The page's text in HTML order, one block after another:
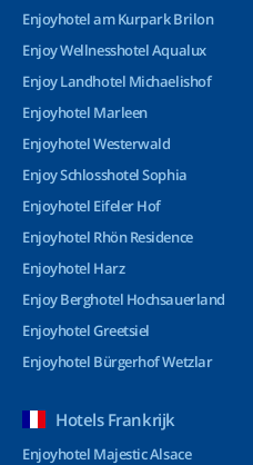
Enjoyhotel am Kurpark Brilon
Enjoy Wellnesshotel Aqualux
Enjoy Landhotel Michaelishof
Enjoyhotel Marleen
Enjoyhotel Westerwald
Enjoy Schlosshotel Sophia
Enjoyhotel Eifeler Hof
Enjoyhotel Rhön Residence
Enjoyhotel Harz
Enjoy Berghotel Hochsauerland
Enjoyhotel Greetsiel
Enjoyhotel Bürgerhof Wetzlar
Hotels Frankrijk
Enjoyhotel Majestic Alsace